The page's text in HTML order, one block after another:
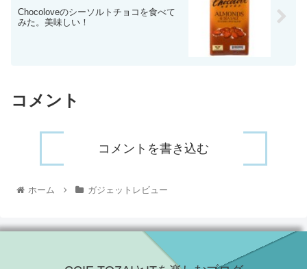
Chocoloveのシーソルトチョコを食べて
みた。美味しい！
コメント
コメントを書き込む
ホーム ガジェットレビュー